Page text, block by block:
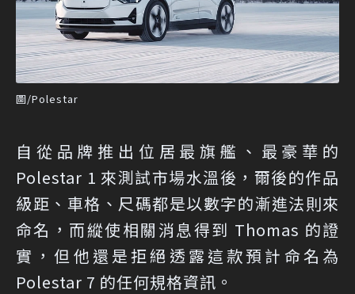
圖/Polestar
自從品牌推出位居最旗艦、最豪華的
Polestar 1 來測試市場水溫後，爾後的作品
級距、車格、尺碼都是以數字的漸進法則來
命名，而縱使相關消息得到 Thomas 的證
實，但他還是拒絕透露這款預計命名為
Polestar 7 的任何規格資訊。